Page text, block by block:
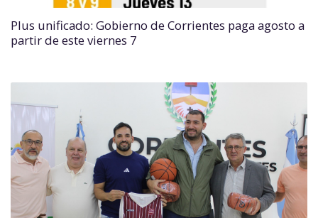
Plus unificado: Gobierno de Corrientes paga agosto a
partir de este viernes 7